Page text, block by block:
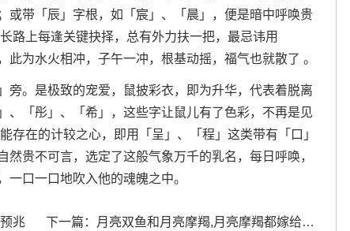
或带「辰」字根，如「宸」、「晨」，便是暗中呼唤贵
路上每逢关键抉择，总有外力扶一把，最忌讳用
此为水火相冲，子午一冲，根基动摇，福气也就散了 。
旁。是极致的宠爱，鼠披彩衣，即为升华，代表着脱离
、「彤」、「希」，这些字让鼠儿有了色彩，不再是见
存在的计较之心，即用「呈」、「程」这类带有「口」
贵不可言，选定了这般气象万千的乳名，每日呼唤，
口一口地吹入他的魂魄之中。
兆 下一篇： 月亮双鱼和月亮摩羯,月亮摩羯都嫁给了什么星座